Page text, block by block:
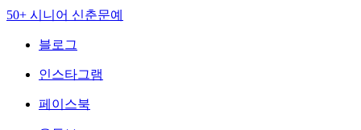
50+ 시니어 신춘문예
블로그
인스타그램
페이스북